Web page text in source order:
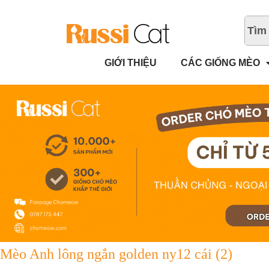
GIỚI THIỆU CÁC GIỐNG MÈO
Mèo Anh lông ngắn golden ny12 cái (2)